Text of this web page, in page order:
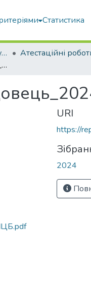
Статистика
Атестаційні роботи випускників
Презентація Дідовець_2024 маг ПЦБ
URI
https://
2024